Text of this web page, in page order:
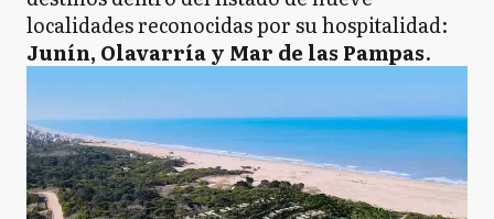
localidades reconocidas por su hospitalidad:
Junín, Olavarría y Mar de las Pampas.